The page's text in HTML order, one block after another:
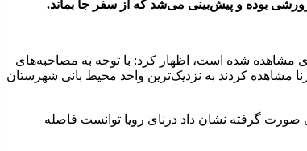
مشاهده شده است، اظهار کرد: با توجه به مصاحبه‌های
مشاهده کردند به نزدیک‌ترین واحد محیط بانی شهرستان
صورت گرفته نشان داد درنای رویا توانست فاصله